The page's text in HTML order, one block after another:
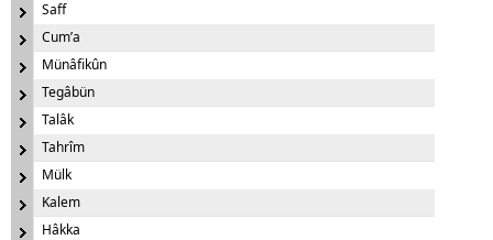
Saff
Cum’a
Münâfikûn
Tegâbün
Talâk
Tahrîm
Mülk
Kalem
Hâkka